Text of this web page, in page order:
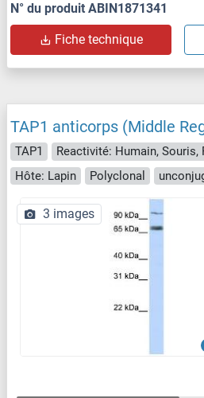
N° du produit ABIN1871341
Fiche technique
TAP1 anticorps (Middle
TAP1
Hôte: Lapin
Polyclonal
3 images